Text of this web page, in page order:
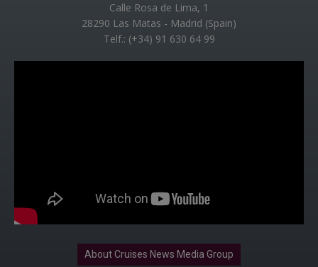
Calle Rosa de Lima, 1
28290 Las Matas - Madrid (Spain)
Telf.: (+34) 91 630 64 99
About Cruises News Media Group